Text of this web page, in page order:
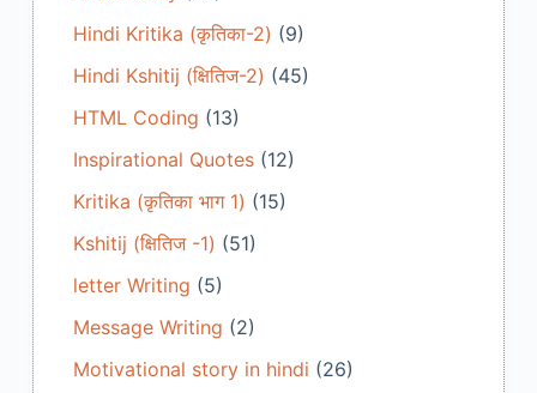
Hindi Kritika (कृतिका-2) (9)
Hindi Kshitij (क्षितिज-2) (45)
HTML Coding (13)
Inspirational Quotes(12)
Kritika (कृतिका भाग 1) (15)
Kshitij (क्षितिज -1) (51)
letter Writing (5)
Message Writing (2)
Motivational story in hindi (26)